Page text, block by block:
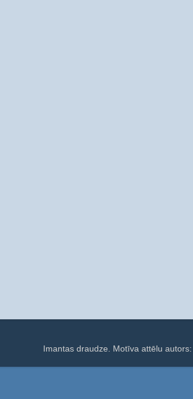
Imantas draudze. Motīva attēlu autors: